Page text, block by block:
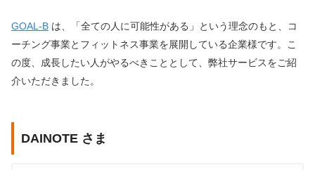
GOAL-B は、「全ての人に可能性がある」という理念のもと、コ
ーチング事業とフィットネス事業を展開している企業様です。こ
の度、成長したい人がやるべきこととして、弊社サービスをご紹
介いただきました。
DAINOTE さま